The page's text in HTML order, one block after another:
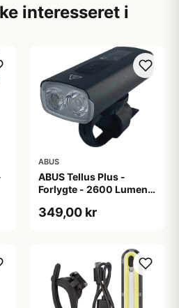
interesseret i
ABUS
ABUS Tellus Plus -
Forlygte - 2600 Lumen -
Powerbank
349,00 kr